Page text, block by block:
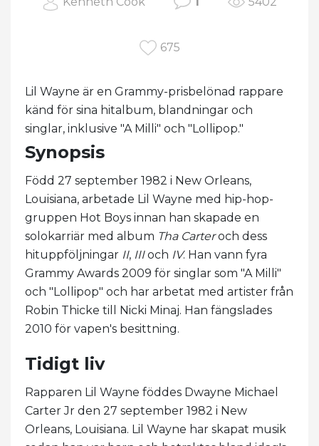
675
Lil Wayne är en Grammy-prisbelönad rappare
känd för sina hitalbum, blandningar och
singlar, inklusive "A Milli" och "Lollipop."
Synopsis
Född 27 september 1982 i New Orleans,
Louisiana, arbetade Lil Wayne med hip-hop-
gruppen Hot Boys innan han skapade en
solokarriär med album Tha Carteroch dess
hituppföljningar II, IIIoch IV. Han vann fyra
Grammy Awards 2009 för singlar som "A Milli"
och "Lollipop" och har arbetat med artister från
Robin Thicke till Nicki Minaj. Han fängslades
2010 för vapen's besittning.
Tidigt liv
Rapparen Lil Wayne föddes Dwayne Michael
Carter Jr den 27 september 1982 i New
Orleans, Louisiana. Lil Wayne har skapat musik